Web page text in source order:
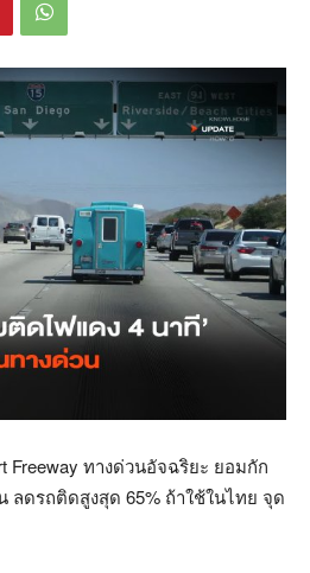
ทางด่วนอัจฉริยะ ยอมกัก
ลดรถติดสูงสุด 65% ถ้าใช้ในไทย จุด